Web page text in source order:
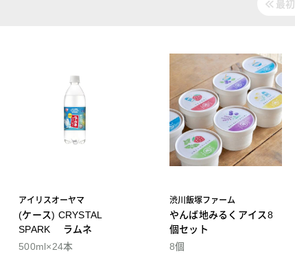
最初
アイリスオーヤマ
(ケース) CRYSTAL
SPARK ラムネ
500ml×24本
渋川飯塚ファーム
やんば地みるくアイス8
個セット
8個